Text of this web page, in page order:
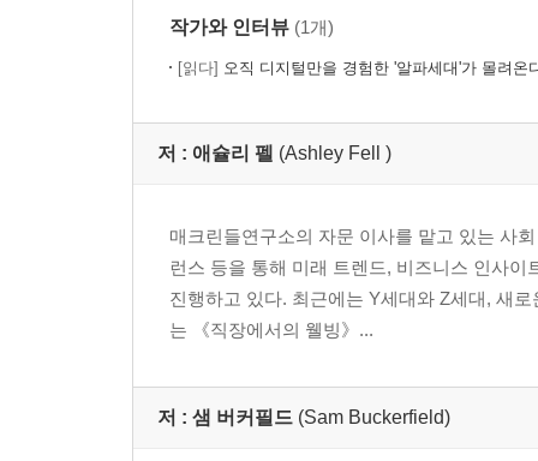
작가와 인터뷰 (1개)
[읽다] 오직 디지털만을 경험한 '알파세대'가 몰려온
저 : 애슐리 펠 (Ashley Fell )
매크린들연구소의 자문 이사를 맡고 있는 사
런스 등을 통해 미래 트렌드, 비즈니스 인사
진행하고 있다. 최근에는 Y세대와 Z세대, 새
는 《직장에서의 웰빙》...
저 : 샘 버커필드 (Sam Buckerfield)